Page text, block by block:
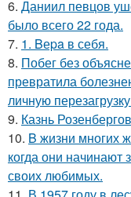
6. Даниил певцов
было всего 22 года.
7. 1. Bеpa в себя.
8. Побег без
превратила
личную
9. Казнь
10. B жизни многих
когда они
своих любимых.